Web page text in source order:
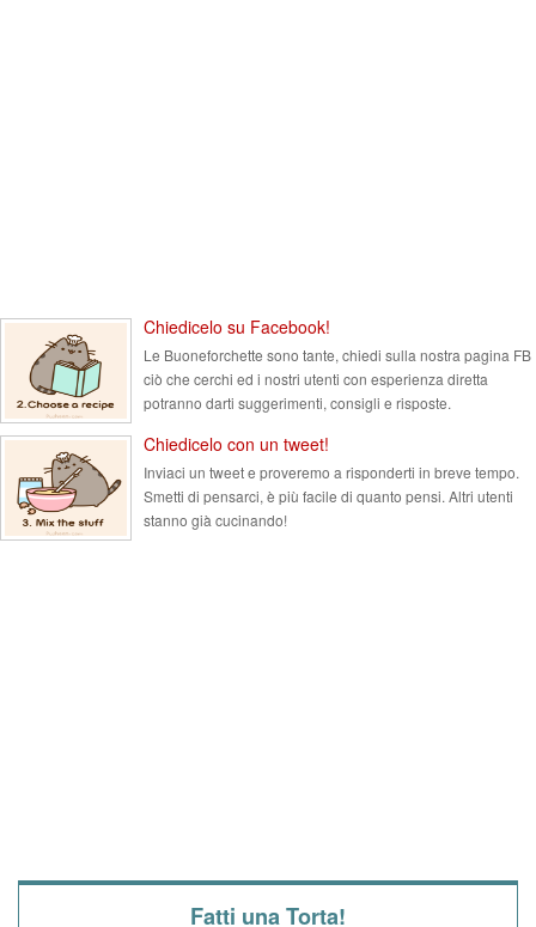
Chiedicelo su Facebook!
Le Buoneforchette sono tante, chiedi sulla nostra pagina FB
ciò che cerchi ed i nostri utenti con esperienza diretta
potranno darti suggerimenti, consigli e risposte.
Chiedicelo con un tweet!
Inviaci un tweet e proveremo a risponderti in breve tempo.
Smetti di pensarci, è più facile di quanto pensi. Altri utenti
stanno già cucinando!
Fatti una Torta!